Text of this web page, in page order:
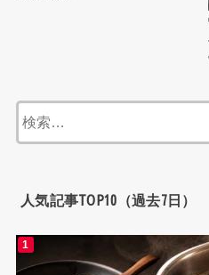
人気記事TOP10（過去7日）